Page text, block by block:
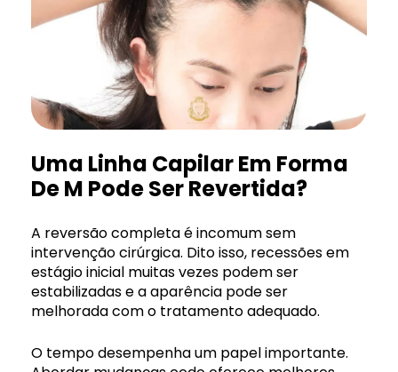
Uma Linha Capilar Em Forma
De M Pode Ser Revertida?
A reversão completa é incomum sem
intervenção cirúrgica. Dito isso, recessões em
estágio inicial muitas vezes podem ser
estabilizadas e a aparência pode ser
melhorada com o tratamento adequado.
O tempo desempenha um papel importante.